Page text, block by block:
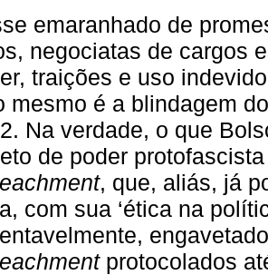
emaranhado de
negociatas de cargos
traições e uso
mesmo é a blindagem
Na verdade, o que
de poder
, que, aliás, já
com sua ‘ética na
protocolados